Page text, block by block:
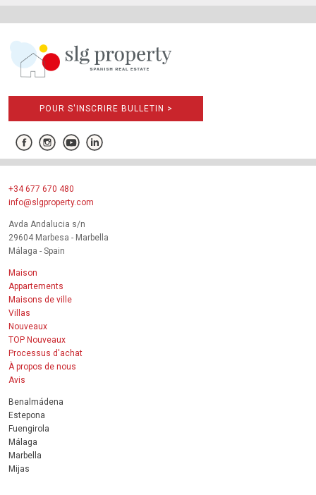
POUR S'INSCRIRE BULLETIN >
+34 677 670 480
info@slgproperty.com
Avda Andalucia s/n
29604 Marbesa - Marbella
Málaga - Spain
Maison
Appartements
Maisons de ville
Villas
Nouveaux
TOP Nouveaux
Processus d'achat
À propos de nous
Avis
Benalmádena
Estepona
Fuengirola
Málaga
Marbella
Mijas